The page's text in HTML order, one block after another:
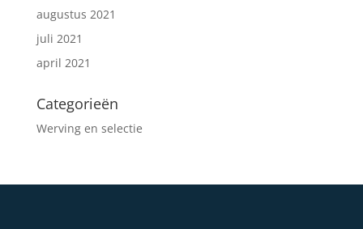
augustus 2021
juli 2021
april 2021
Categorieën
Werving en selectie